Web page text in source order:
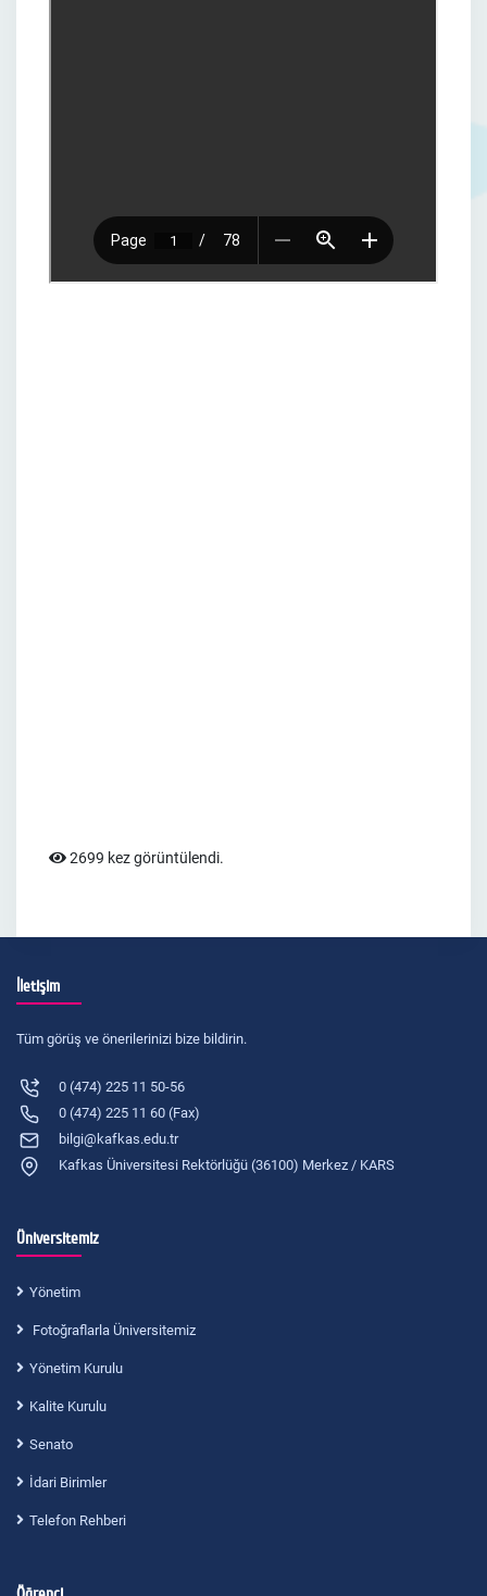
2699 kez görüntülendi.
İletişim
Tüm görüş ve önerilerinizi bize bildirin.
0 (474) 225 11 50-56
0 (474) 225 11 60 (Fax)
bilgi@kafkas.edu.tr
Kafkas Üniversitesi Rektörlüğü (36100) Merkez / KARS
Üniversitemiz
Yönetim
Fotoğraflarla Üniversitemiz
Yönetim Kurulu
Kalite Kurulu
Senato
İdari Birimler
Telefon Rehberi